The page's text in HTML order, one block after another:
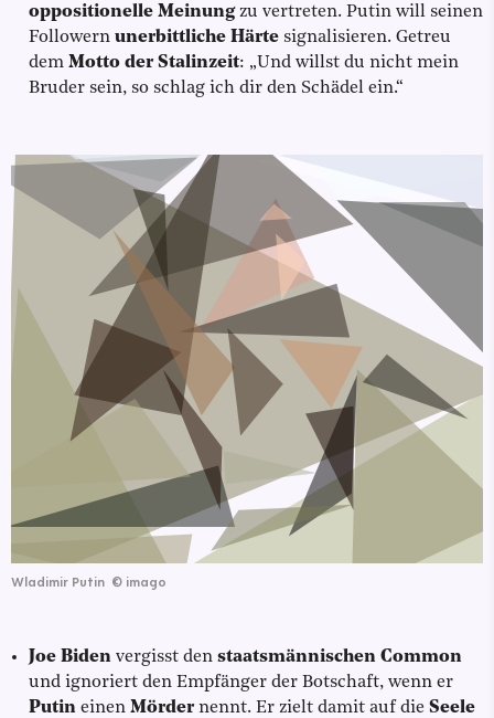
oppositionelle Meinungzu vertreten. Putin will seinen
Followern unerbittliche Härte signalisieren. Getreu
dem Motto der Stalinzeit: „Und willst du nicht mein
Bruder sein, so schlag ich dir den Schädel ein.“
Wladimir Putin © imago
Joe Biden vergisst den staatsmännischen Common
und ignoriert den Empfänger der Botschaft, wenn er
Putin einen Mördernennt. Er zielt damit auf die Seele